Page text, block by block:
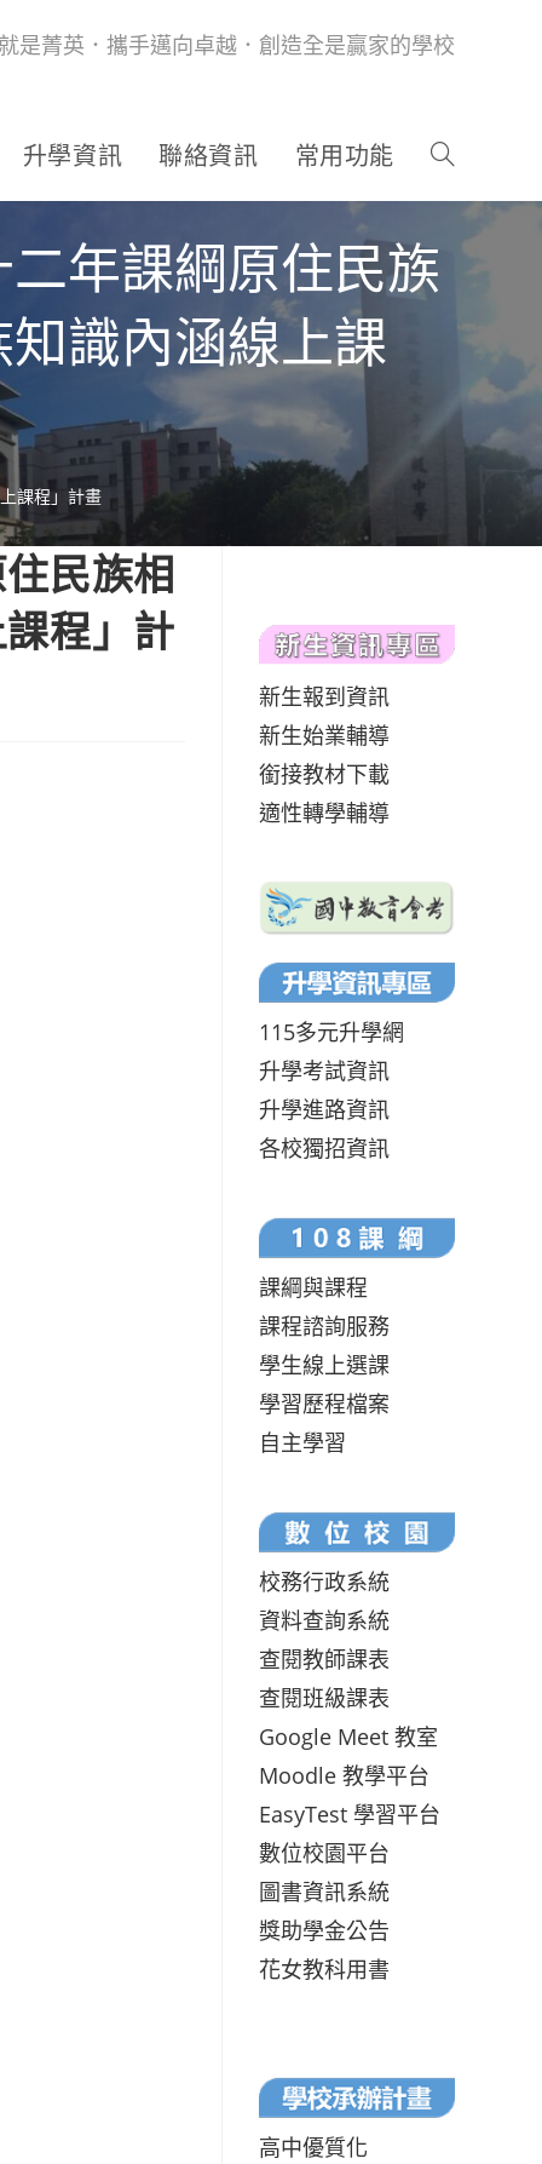
是菁英．攜手邁向卓越．創造全是贏家的學校
升學資訊 聯絡資訊 常用功能
年課綱原住民族
識內涵線上課
課程」計畫
民族相
程」計
新生報到資訊
新生始業輔導
銜接教材下載
適性轉學輔導
115多元升學網
升學考試資訊
升學進路資訊
各校獨招資訊
課綱與課程
課程諮詢服務
學生線上選課
學習歷程檔案
自主學習
校務行政系統
資料查詢系統
查閱教師課表
查閱班級課表
Google Meet 教室
Moodle 教學平台
EasyTest 學習平台
數位校園平台
圖書資訊系統
獎助學金公告
花女教科用書
高中優質化